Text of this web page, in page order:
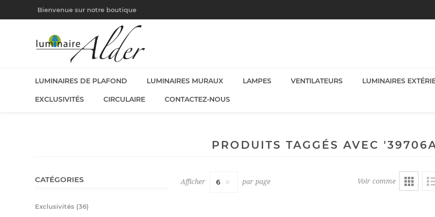
Bienvenue sur notre boutique
LUMINAIRES DE PLAFOND LUMINAIRES MURAUX LAMPES VENTILATEURS LUMINAIRES
EXCLUSIVITÉS CIRCULAIRE CONTACTEZ-NOUS
PRODUITS TAGGÉS AVEC
Voir comme
Afficher par page
CATÉGORIES
Exclusivités (36)